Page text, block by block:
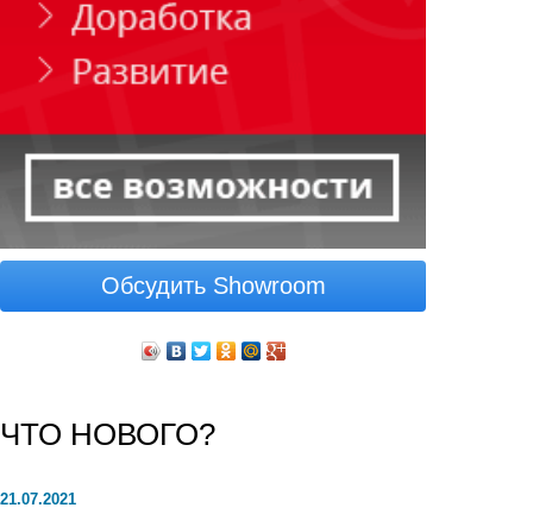
Обсудить Showroom
ЧТО НОВОГО?
21.07.2021